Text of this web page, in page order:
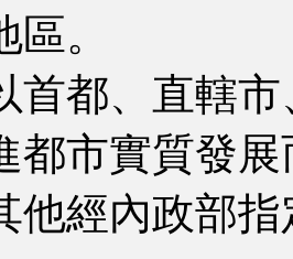
。
都、直轄市
都市實質發
經內政部指